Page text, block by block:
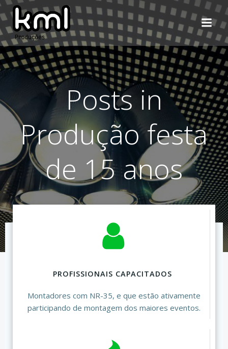
Pular
para
o
conteúdo
Posts in
Produção festa
de 15 anos
PROFISSIONAIS CAPACITADOS
Montadores com NR-35, e que estão ativamente
participando de montagem dos maiores eventos.